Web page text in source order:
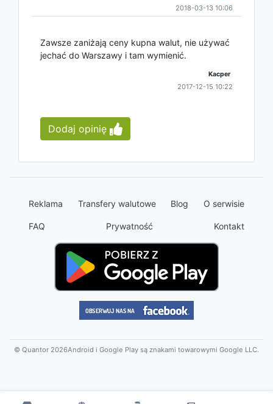
2018-03-13 10:06
Zawsze zaniżają ceny kupna walut, nie używać
jechać do Warszawy i tam wymienić.
Kacper
2017-12-15 10:22
Dodaj opinię
Reklama Transfery walutowe Blog O serwisie
FAQ Prywatność Kontakt
© Quantor 2026Android i Google Play są znakami towarowymi Google LLC.